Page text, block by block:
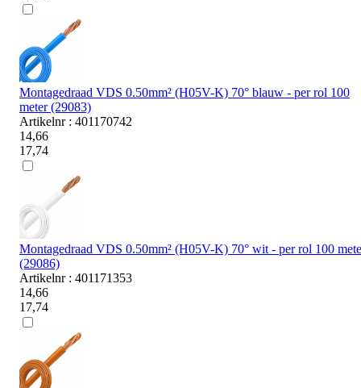
Montagedraad VDS 0.50mm² (H05V-K) 70° blauw - per rol 100
meter (29083)
Artikelnr : 401170742
14,66
17,74
Montagedraad VDS 0.50mm² (H05V-K) 70° wit - per rol 100
(29086)
Artikelnr : 401171353
14,66
17,74